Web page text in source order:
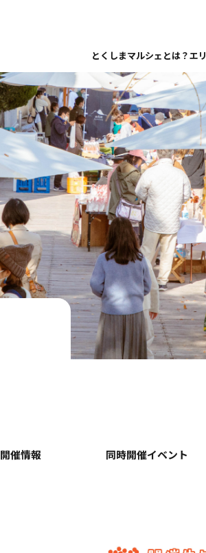
とくしまマルシェとは？エ
開催情報 同時開催イベント